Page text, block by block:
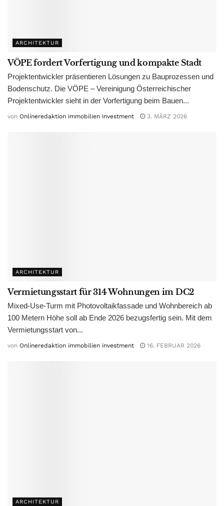
ARCHITEKTUR
VÖPE fordert Vorfertigung und kompakte Stadt
Projektentwickler präsentieren Lösungen zu Bauprozessen und
Bodenschutz. Die VÖPE – Vereinigung Österreichischer
Projektentwickler sieht in der Vorfertigung beim Bauen...
von Onlineredaktion immobilien investment 3. MÄRZ 2026
ARCHITEKTUR
Vermietungsstart für 314 Wohnungen im DC2
Mixed-Use-Turm mit Photovoltaikfassade und Wohnbereich ab
100 Metern Höhe soll ab Ende 2026 bezugsfertig sein. Mit dem
Vermietungsstart von...
von Onlineredaktion immobilien investment 16. FEBRUAR 2026
ARCHITEKTUR